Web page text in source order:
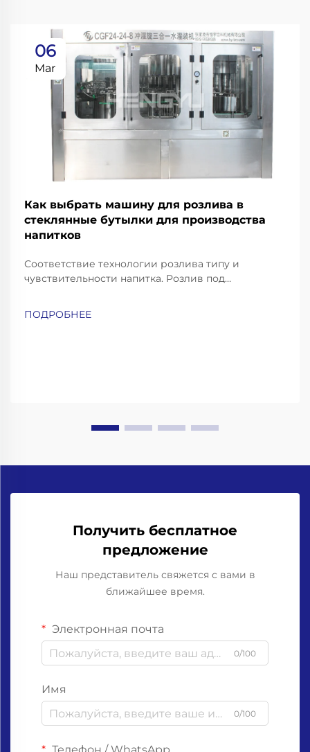
06
Mar
Как выбрать машину для розлива в
стеклянные бутылки для производства
напитков
Соответствие технологии розлива типу и
чувствительности напитка. Розлив под
газированная вода, содовая и пиво, требуют
ПОДРОБНЕЕ
Получить бесплатное
предложение
Наш представитель свяжется с вами в
ближайшее время.
Электронная почта
0/100
Имя
0/100